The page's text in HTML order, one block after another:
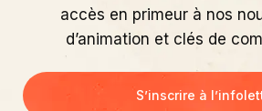
accès en primeur à nos
d’animation et clés de
S’inscrire à